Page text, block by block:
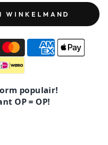
WINKELMAND
populair!
OP = OP!